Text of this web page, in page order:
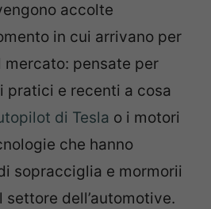
accolte
in cui arrivano per
pensate per
pratici e recenti a cosa
di Tesla o i motori
che hanno
sopracciglia e mormorii
dell’automotive.